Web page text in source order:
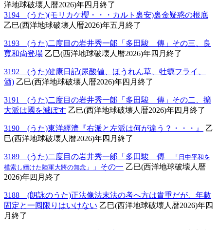
洋地球破壊人暦2026)年四月終了
3194 (うた)(モリカケ櫻・・・カルト裏安)裏金疑惑の根底
乙巳(西洋地球破壊人暦2026)年五月終了
3193 (うた)二度目の岩井秀一郞「多田駿 傳」その三、良
寬和尙登場 乙巳(西洋地球破壊人暦2026)年四月終了
3192 (うた)健康日記(尿酸値、ほうれん草、牡蠣フライ、
酒) 乙巳(西洋地球破壊人暦2026)年四月終了
3191 (うた)二度目の岩井秀一郞「多田駿 傳」その二、擴
大派は國を滅ぼす 乙巳(西洋地球破壊人暦2026)年四月終了
3190 (うた)東洋經濟『右派と左派は何が違う？・・・』
乙
巳(西洋地球破壊人暦2026)年四月終了
3189 (うた)二度目の岩井秀一郞「多田駿 傳
「日中平和を
模索し續けた陸軍大將の無念」
」その一 乙巳(西洋地球破壊人暦
2026)年四月終了
3188 (朗詠のうた)正法像法末法の考へ方は貴重だが、年數
固定と一囘限りはいけない 乙巳(西洋地球破壊人暦2026)年四
月終了